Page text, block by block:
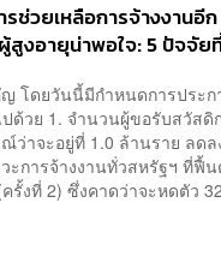
ช่วยเหลือการจ้างงานอี
สูงอายุน่าพอใจ: 5 ปัจจัย
ญ โดยวันนี้มีกำหนดการประ
ด้วย 1. จำนวนผู้ขอรับสวัสดิ
ว่าจะอยู่ที่ 1.0 ล้านราย ลด
ะการจ้างงานทั่วสหรัฐฯ ที่ฟื้น
รั้งที่ 2) ซึ่งคาดว่าจะหดตัว